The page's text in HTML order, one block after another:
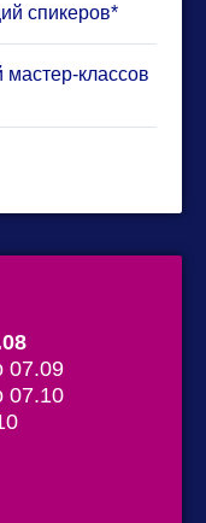
спикеров*
мастер-классов
07.09
07.10